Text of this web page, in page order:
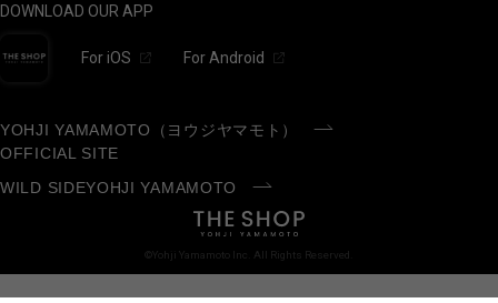
DOWNLOAD OUR APP
For iOS For Android
YOHJI YAMAMOTO（ヨウジヤマモト）
OFFICIAL SITE
WILD SIDEYOHJI YAMAMOTO
©Yohji Yamamoto Inc. All Rights Reserved.